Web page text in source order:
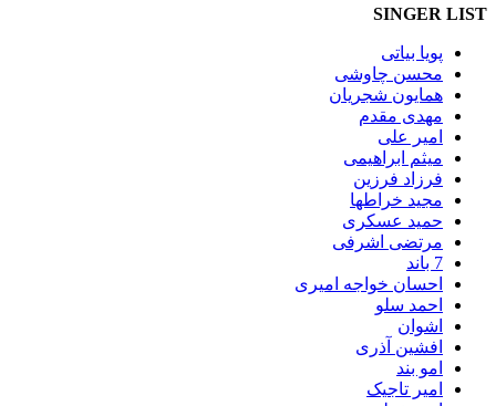
SINGER LIST
پویا بیاتی
محسن چاوشی
همایون شجریان
مهدی مقدم
امیر علی
میثم ابراهیمی
فرزاد فرزین
مجید خراطها
حمید عسکری
مرتضی اشرفی
7 باند
احسان خواجه امیری
احمد سلو
اشوان
افشین آذری
امو بند
امیر تاجیک